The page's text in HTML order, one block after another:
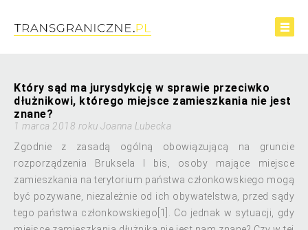
Który sąd ma jurysdykcję w sprawie przeciwko
dłużnikowi, którego miejsce zamieszkania nie jest
znane?
1 marca 2018 roku Joanna Lubecka
Zgodnie z zasadą ogólną obowiązującą na gruncie
rozporządzenia Bruksela I bis, osoby mające miejsce
zamieszkania na terytorium państwa członkowskiego mogą
być pozywane, niezależnie od ich obywatelstwa, przed sądy
tego państwa członkowskiego[1]. Co jednak w sytuacji, gdy